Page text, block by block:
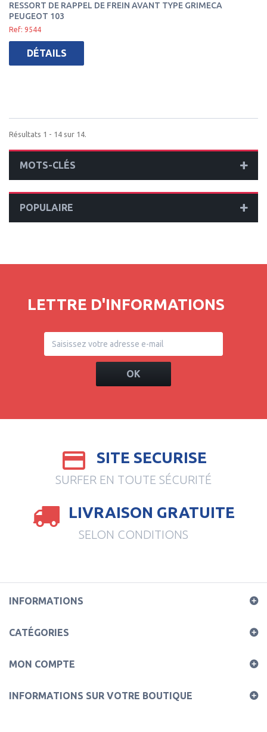
RESSORT DE RAPPEL DE FREIN AVANT TYPE GRIMECA
PEUGEOT 103
Ref: 9544
DÉTAILS
Résultats 1 - 14 sur 14.
MOTS-CLÉS
POPULAIRE
LETTRE D'INFORMATIONS
OK
SITE SECURISE
SURFER EN TOUTE SÉCURITÉ
LIVRAISON GRATUITE
SELON CONDITIONS
INFORMATIONS
CATÉGORIES
MON COMPTE
INFORMATIONS SUR VOTRE BOUTIQUE